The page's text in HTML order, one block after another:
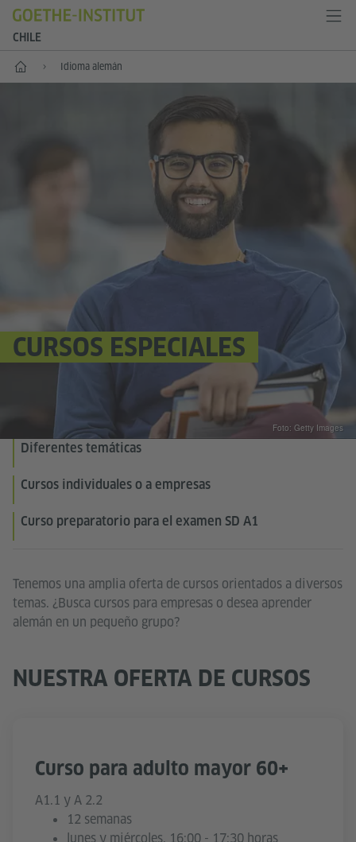
CHILE
Inicio Idioma alemán
CURSOS ESPECIALES
Tenemos una amplia oferta de cursos orientados a diversos
temas. ¿Busca cursos para empresas o desea aprender
alemán en un pequeño grupo?
Diferentes temáticas
Cursos individuales o a empresas
Curso preparatorio para el examen SD A1
Foto: Getty Images
NUESTRA OFERTA DE CURSOS
Curso para adulto mayor 60+
A1.1 y A 2.2
12 semanas
lunes y miércoles, 16:00 - 17:30 horas